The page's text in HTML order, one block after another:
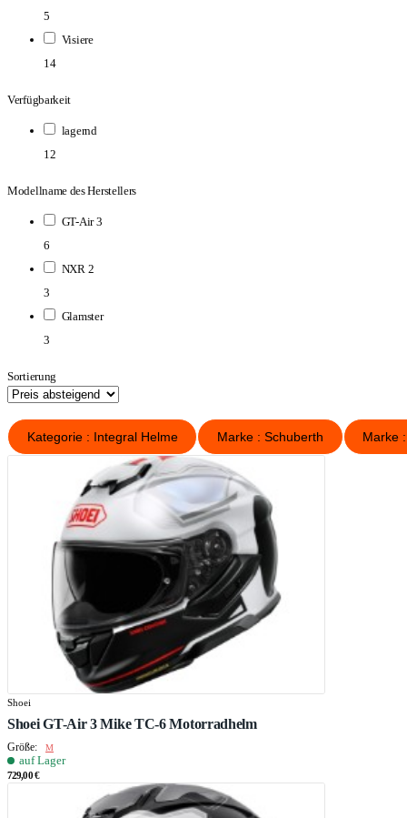
5
Visiere
14
Verfügbarkeit
lagernd
12
Modellname des Herstellers
GT-Air 3
6
NXR 2
3
Glamster
3
Sortierung
Kategorie : Integral Helme Marke : Schuberth
Shoei
Shoei GT-Air 3 Mike TC-6 Motorradhelm
Größe: M
auf Lager
729,00 €